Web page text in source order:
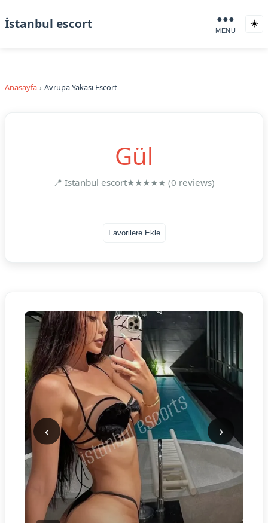
İstanbul escort ●●●
MENU
☀️
Anasayfa Avrupa Yakası Escort
Gül
📍 İstanbul escort★★★★★ (0 reviews)
Favorilere Ekle
‹ ›